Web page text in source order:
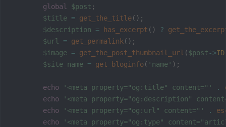
global
$post ;
$title = get_the_title( ) ;
$description
= has_excerpt ( ) ?
$url
= get_permalink ( ) ;
$image = get_the_post_thumbnail_url ($post->ID
$site_name = get_bloginfo( 'name' ) ;
echo '<meta property="og:title" content="' .
echo
'<meta property="og:description"
echo
'<meta property="og:url" content="' .
echo
'<meta property="og:type"